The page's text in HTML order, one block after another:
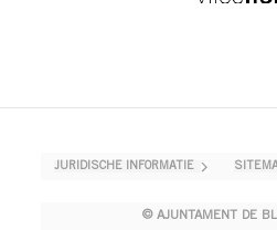
JURIDISCHE INFORMATIE
© AJUNTAMENT DE